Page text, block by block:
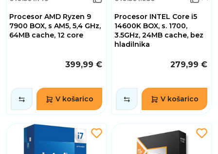
Procesor AMD Ryzen 9
7900 BOX, s AM5, 5,4 GHz,
64MB cache, 12 core
399,99 €
V košarico
Procesor INTEL Core i5
14600K BOX, s. 1700,
3.5GHz, 24MB cache, bez
hladilnika
279,99 €
V košarico